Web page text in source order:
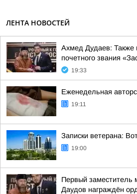
ЛЕНТА НОВОСТЕЙ
Ахмед Дудаев: Также
почетного звания
19:33
Еженедельная
19:11
Записки ветерана:
19:00
Первый заместитель
Даудов награждён